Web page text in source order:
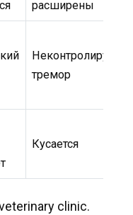
расширены
Неконтролируемый
тремор
Кусается
clinic.